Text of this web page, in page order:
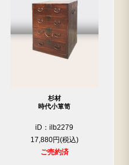
杉材
時代小箪笥
iD：ilb2279
17,880円
ご売約済